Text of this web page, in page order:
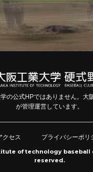
の公式HPではありません。大
が管理運営しています。
クセス
プライバシーポリ
of technology baseball
reserved.